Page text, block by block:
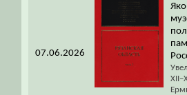
07.06.2026